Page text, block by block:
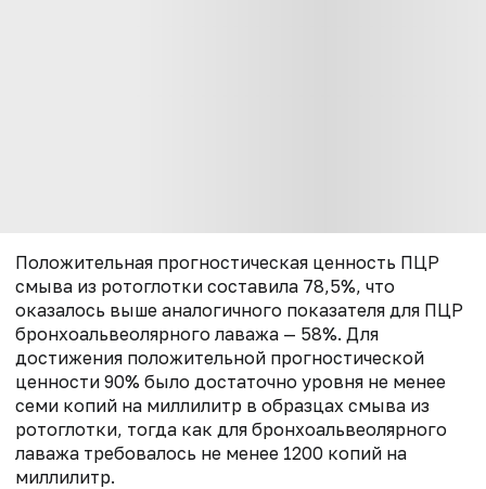
Положительная прогностическая ценность ПЦР
смыва из ротоглотки составила 78,5%, что
оказалось выше аналогичного показателя для ПЦР
бронхоальвеолярного лаважа — 58%. Для
достижения положительной прогностической
ценности 90% было достаточно уровня не менее
семи копий на миллилитр в образцах смыва из
ротоглотки, тогда как для бронхоальвеолярного
лаважа требовалось не менее 1200 копий на
миллилитр.